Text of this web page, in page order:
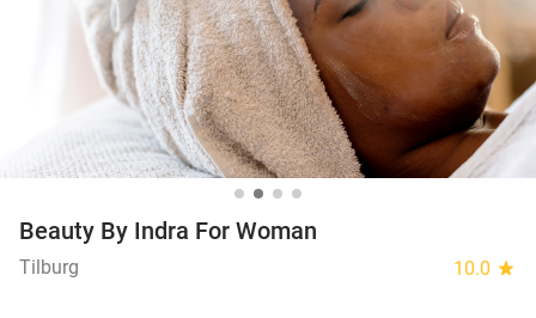
Beauty By Indra For Woman
Tilburg 10.0 star